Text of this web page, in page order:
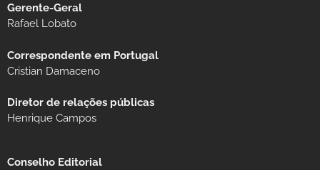
Gerente-Geral
Rafael Lobato
Correspondente em Portugal
Cristian Damaceno
Diretor de relações públicas
Henrique Campos
Conselho Editorial